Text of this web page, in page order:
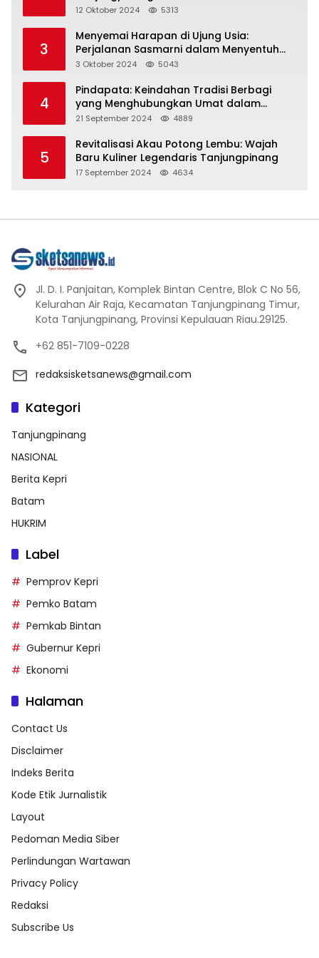
Representasi
12 Oktober 2024 5313
3
Menyemai Harapan di Ujung Usia:
Perjalanan Sasmarni dalam Menyentuh
Hati dan Jiwa
3 Oktober 2024 5043
4
Pindapata: Keindahan Tradisi Berbagi
yang Menghubungkan Umat dalam
Spiritualitas dan Kebersamaan dalam
21 September 2024 4889
5
Revitalisasi Akau Potong Lembu: Wajah
Baru Kuliner Legendaris Tanjungpinang
17 September 2024 4634
Jl. D. I. Panjaitan, Komplek Bintan Centre, Blok C No 56,
Kelurahan Air Raja, Kecamatan Tanjungpinang Timur,
Kota Tanjungpinang, Provinsi Kepulauan Riau.29125.
+62 851-7109-0228
redaksisketsanews@gmail.com
Kategori
Tanjungpinang
NASIONAL
Berita Kepri
Batam
HUKRIM
Label
Pemprov Kepri
Pemko Batam
Pemkab Bintan
Gubernur Kepri
Ekonomi
Halaman
Contact Us
Disclaimer
Indeks Berita
Kode Etik Jurnalistik
Layout
Pedoman Media Siber
Perlindungan Wartawan
Privacy Policy
Redaksi
Subscribe Us